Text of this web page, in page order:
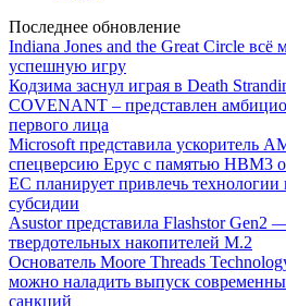
Последнее обновление
Indiana Jones and the Great Circle всё
успешную игру
Кодзима заснул играя в Death
COVENANT – представлен
первого лица
Microsoft представила ускоритель
спецверсию Epyc с памятью HBM3
ЕС планирует привлечь технологии
субсидии
Asustor представила Flashstor Gen2
твердотельных накопителей M.2
Основатель Moore Threads
можно наладить выпуск
санкций